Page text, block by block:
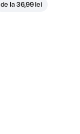
de la 36,99 lei